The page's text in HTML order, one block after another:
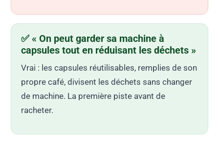
✅ « On peut garder sa machine à
capsules tout en réduisant les déchets »
Vrai : les capsules réutilisables, remplies de son
propre café, divisent les déchets sans changer
de machine. La première piste avant de
racheter.